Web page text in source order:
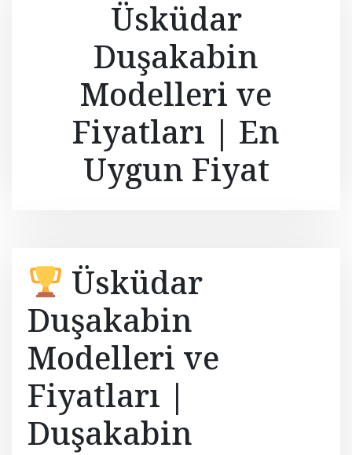
Üsküdar
Duşakabin
Modelleri ve
Fiyatları | En
Uygun Fiyat
Üsküdar
Duşakabin
Modelleri ve
Fiyatları |
Duşakabin